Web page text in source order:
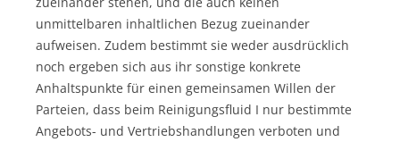
unmittelbaren inhaltlichen Bezug zueinander
aufweisen. Zudem bestimmt sie weder ausdrücklich
noch ergeben sich aus ihr sonstige konkrete
Anhaltspunkte für einen gemeinsamen Willen der
Parteien, dass beim Reinigungsfluid I nur bestimmte
Angebots- und Vertriebshandlungen verboten und